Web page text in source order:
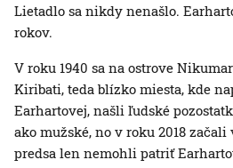
Lietadlo sa nikdy nenašlo.
rokov.
V roku 1940 sa na ostrove
Kiribati, teda blízko miesta, kde
Earhartovej, našli ľudské
ako mužské, no v roku 2018
predsa len nemohli patriť